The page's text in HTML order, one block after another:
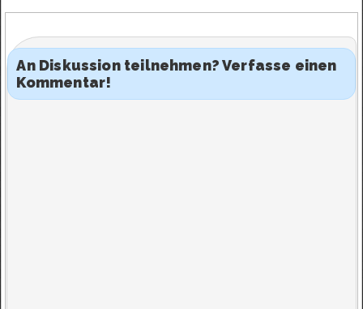
An Diskussion teilnehmen? Verfasse einen
Kommentar!